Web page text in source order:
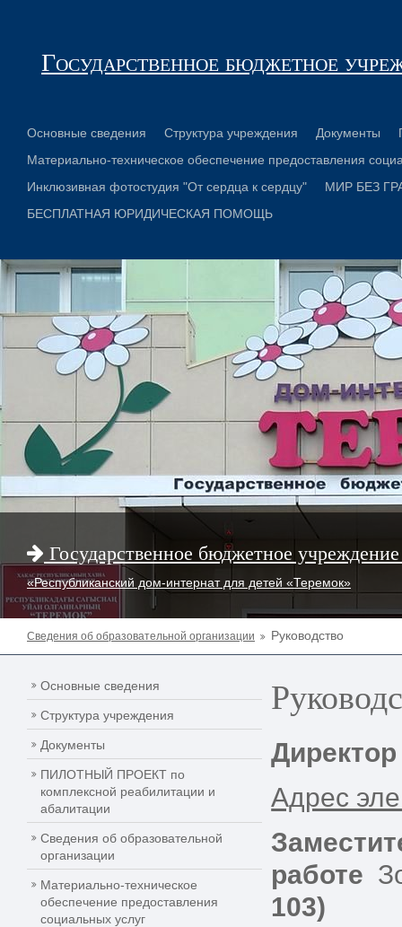
Государственное бюджетное
Основные сведения Структура учреждения Документы
Материально-техническое обеспечение предоставления
Инклюзивная фотостудия "От сердца к сердцу"
МИР БЕЗ
БЕСПЛАТНАЯ ЮРИДИЧЕСКАЯ ПОМОЩЬ
Государственное бюджетное
«Республиканский дом-интернат для детей «Теремок»
Сведения об образовательной организации Руководство
Основные сведения
Структура учреждения
Документы
ПИЛОТНЫЙ ПРОЕКТ по
комплексной реабилитации и
абалитации
Сведения об образовательной
организации
Материально-техническое
обеспечение предоставления
социальных услуг
Директор
Адрес
работе
103)